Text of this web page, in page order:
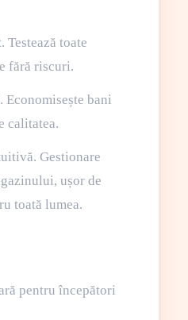
Testează toate
fără riscuri.
Economisește bani
calitatea.
Gestionare
ușor de
toată lumea.
pentru începători